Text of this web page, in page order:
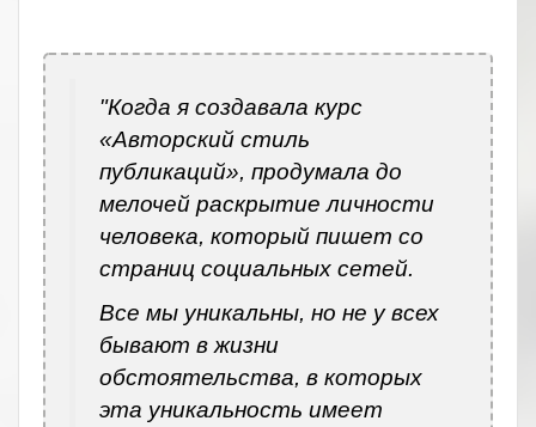
"Когда я создавала курс
«Авторский стиль
публикаций», продумала до
мелочей раскрытие личности
человека, который пишет со
страниц социальных сетей.
Все мы уникальны, но не у всех
бывают в жизни
обстоятельства, в которых
эта уникальность имеет